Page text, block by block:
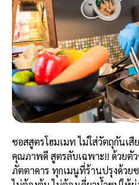
ซอสสูตรโฮมเมท ไม่ใส่วัตถุกันเสี
คุณภาพดี สูตรลับเฉพาะ!! ด้วยตั
ภัตตาคาร ทุกเมนูที่ร้านปรุงด้วย